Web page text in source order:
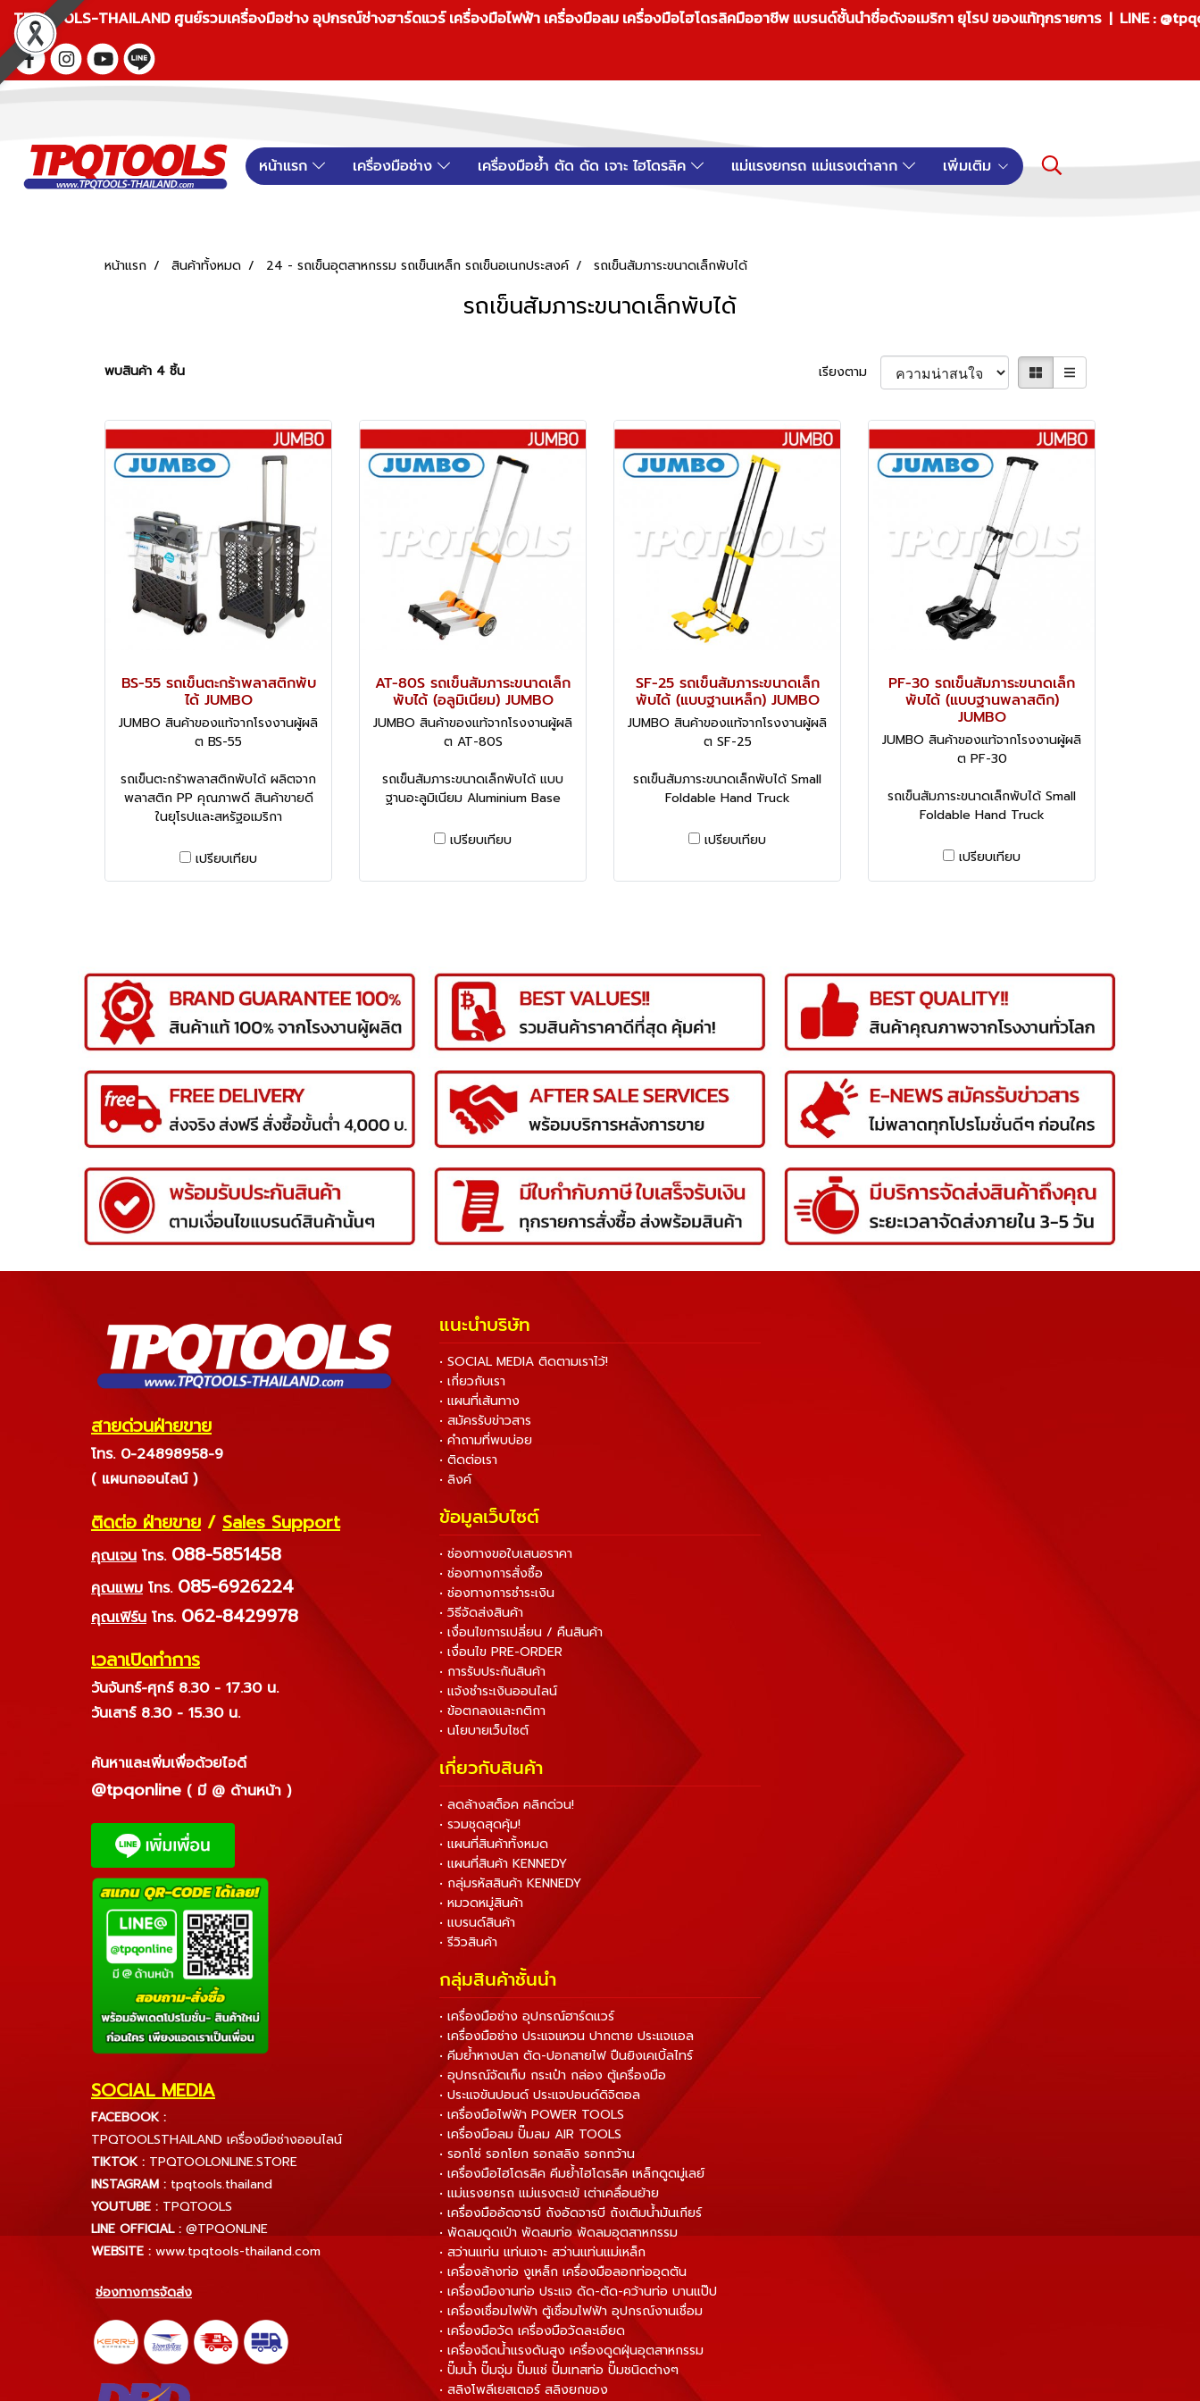
TPQTOOLS-THAILAND ศูนย์รวมเครื่องมือช่าง อุปกรณ์ช่างฮาร์ดแวร์ เครื่องมือไฟฟ้า เครื่องมือลม เครื่องมือไฮโดรลิคมืออาชีพ แบรนด์ชั้นนำชื่อดังอเมริกา ยุโรป ของแท้ทุกรายการ | LINE :
หน้าแรก เครื่องมือช่าง เครื่องมือย้ำ ตัด ดัด เจาะ ไฮโดรลิค แม่แรงยกรถ แม่แรงเต่าลาก เพิ่มเติม
หน้าแรก สินค้าทั้งหมด 24 - รถเข็นอุตสาหกรรม รถเข็นเหล็ก รถเข็นอเนกประสงค์ รถเข็นสัมภาระขนาดเล็กพับได้
รถเข็นสัมภาระขนาดเล็กพับได้
พบสินค้า 4 ชิ้น เรียงตาม
BS-55 รถเข็นตะกร้าพลาสติกพับ
ได้ JUMBO
JUMBO สินค้าของแท้จากโรงงานผู้ผลิ
ต BS-55
รถเข็นตะกร้าพลาสติกพับได้ ผลิตจาก
พลาสติก PP คุณภาพดี สินค้าขายดี
ในยุโรปและสหรัฐอเมริกา
เปรียบเทียบ
AT-80S รถเข็นสัมภาระขนาดเล็ก
พับได้ (อลูมิเนียม) JUMBO
JUMBO สินค้าของแท้จากโรงงานผู้ผลิ
ต AT-80S
รถเข็นสัมภาระขนาดเล็กพับได้ แบบ
ฐานอะลูมิเนียม Aluminium Base
เปรียบเทียบ
SF-25 รถเข็นสัมภาระขนาดเล็ก
พับได้ (แบบฐานเหล็ก) JUMBO
JUMBO สินค้าของแท้จากโรงงานผู้ผลิ
ต SF-25
รถเข็นสัมภาระขนาดเล็กพับได้ Small
Foldable Hand Truck
เปรียบเทียบ
PF-30 รถเข็นสัมภาระขนาดเล็ก
พับได้ (แบบฐานพลาสติก)
JUMBO
JUMBO สินค้าของแท้จากโรงงานผู้ผลิ
ต PF-30
รถเข็นสัมภาระขนาดเล็กพับได้ Small
Foldable Hand Truck
เปรียบเทียบ
สายด่วนฝ่ายขาย
โทร. 0-24898958-9
( แผนกออนไลน์ )
ติดต่อ ฝ่ายขาย / Sales Support
คุณเจน โทร. 088-5851458
คุณแพม โทร. 085-6926224
คุณเฟิร์น โทร. 062-8429978
เวลาเปิดทำการ
วันจันทร์-ศุกร์ 8.30 - 17.30 น.
วันเสาร์ 8.30 - 15.30 น.
ค้นหาและเพิ่มเพื่อด้วยไอดี
@tpqonline ( มี @ ด้านหน้า )
SOCIAL MEDIA
FACEBOOK :
TPQTOOLSTHAILAND เครื่องมือช่างออนไลน์
TIKTOK : TPQTOOLONLINE.STORE
INSTAGRAM : tpqtools.thailand
YOUTUBE : TPQTOOLS
LINE OFFICIAL : @TPQONLINE
WEBSITE : www.tpqtools-thailand.com
ช่องทางการจัดส่ง
แนะนำบริษัท
• SOCIAL MEDIA ติดตามเราไว้!
• เกี่ยวกับเรา
• แผนที่เส้นทาง
• สมัครรับข่าวสาร
• คำถามที่พบบ่อย
• ติดต่อเรา
• ลิงค์
ข้อมูลเว็บไซต์
• ช่องทางขอใบเสนอราคา
• ช่องทางการสั่งซื้อ
• ช่องทางการชำระเงิน
• วิธีจัดส่งสินค้า
• เงื่อนไขการเปลี่ยน / คืนสินค้า
• เงื่อนไข PRE-ORDER
• การรับประกันสินค้า
• แจ้งชำระเงินออนไลน์
• ข้อตกลงและกติกา
• นโยบายเว็บไซต์
เกี่ยวกับสินค้า
• ลดล้างสต็อค คลิกด่วน!
• รวมชุดสุดคุ้ม!
• แผนที่สินค้าทั้งหมด
• แผนที่สินค้า KENNEDY
• กลุ่มรหัสสินค้า KENNEDY
• หมวดหมู่สินค้า
• แบรนด์สินค้า
• รีวิวสินค้า
กลุ่มสินค้าชั้นนำ
• เครื่องมือช่าง อุปกรณ์ฮาร์ดแวร์
• เครื่องมือช่าง ประแจแหวน ปากตาย ประแจแอล
• คีมย้ำหางปลา ตัด-ปอกสายไฟ ปืนยิงเคเบิ้ลไทร์
• อุปกรณ์จัดเก็บ กระเป๋า กล่อง ตู้เครื่องมือ
• ประแจขันปอนด์ ประแจปอนด์ดิจิตอล
• เครื่องมือไฟฟ้า POWER TOOLS
• เครื่องมือลม ปั๊มลม AIR TOOLS
• รอกโซ่ รอกโยก รอกสลิง รอกกว้าน
• เครื่องมือไฮโดรลิค คีมย้ำไฮโดรลิค เหล็กดูดมู่เลย์
• แม่แรงยกรถ แม่แรงตะเข้ เต่าเคลื่อนย้าย
• เครื่องมืออัดจารบี ถังอัดจารบี ถังเติมน้ำมันเกียร์
• พัดลมดูดเป่า พัดลมท่อ พัดลมอุตสาหกรรม
• สว่านแท่น แท่นเจาะ สว่านแท่นแม่เหล็ก
• เครื่องล้างท่อ งูเหล็ก เครื่องมือลอกท่ออุดตัน
• เครื่องมืองานท่อ ประแจ ดัด-ตัด-คว้านท่อ บานแป๊ป
• เครื่องเชื่อมไฟฟ้า ตู้เชื่อมไฟฟ้า อุปกรณ์งานเชื่อม
• เครื่องมือวัด เครื่องมือวัดละเอียด
• เครื่องฉีดน้ำแรงดันสูง เครื่องดูดฝุ่นอุตสาหกรรม
• ปั๊มน้ำ ปั๊มจุ่ม ปั๊มแช่ ปั๊มเทสท่อ ปั๊มชนิดต่างๆ
• สลิงโพลีเยสเตอร์ สลิงยกของ